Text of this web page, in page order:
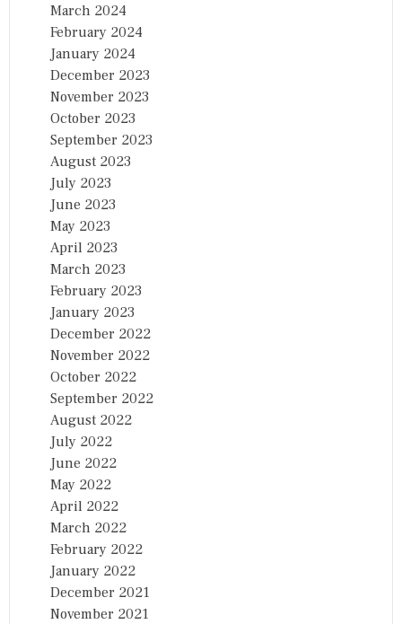
March 2024
February 2024
January 2024
December 2023
November 2023
October 2023
September 2023
August 2023
July 2023
June 2023
May 2023
April 2023
March 2023
February 2023
January 2023
December 2022
November 2022
October 2022
September 2022
August 2022
July 2022
June 2022
May 2022
April 2022
March 2022
February 2022
January 2022
December 2021
November 2021